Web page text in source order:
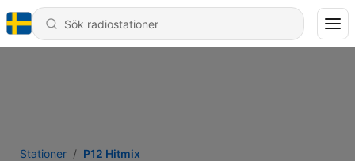
Stationer P12 Hitmix